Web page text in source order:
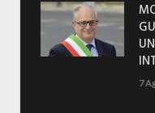
7